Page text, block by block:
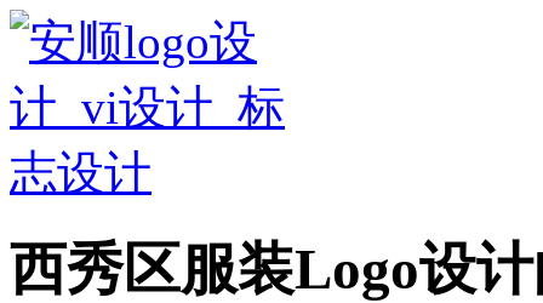
西秀区服装Logo设